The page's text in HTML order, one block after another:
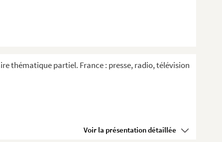
thématique partiel. France : presse, radio, télévision
Voir la présentation détaillée